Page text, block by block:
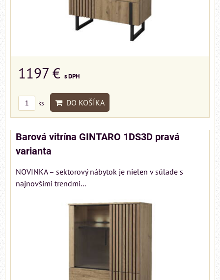
1197 € s DPH
ks DO KOŠÍKA
Barová vitrína GINTARO 1DS3D pravá
varianta
NOVINKA – sektorový nábytok je nielen v súlade s
najnovšími trendmi...